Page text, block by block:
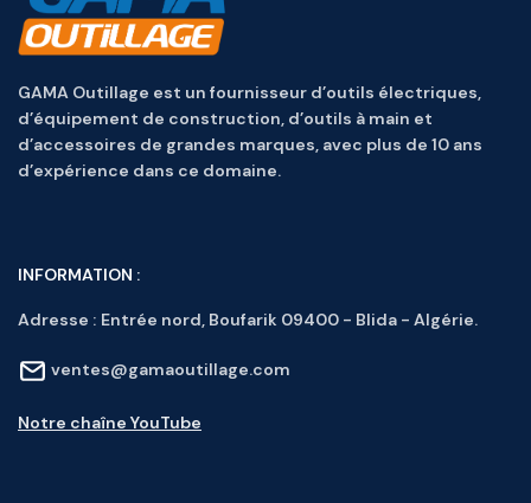
GAMA Outillage est un fournisseur d’outils électriques,
d’équipement de construction, d’outils à main et
d’accessoires de grandes marques, avec plus de 10 ans
d’expérience dans ce domaine.
INFORMATION :
Adresse : Entrée nord, Boufarik 09400 - Blida - Algérie.
ventes@gamaoutillage.com
Notre chaîne YouTube